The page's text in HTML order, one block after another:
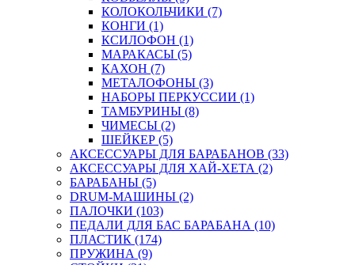
КОЛОКОЛЬЧИКИ (7)
КОНГИ (1)
КСИЛОФОН (1)
МАРАКАСЫ (5)
КАХОН (7)
МЕТАЛОФОНЫ (3)
НАБОРЫ ПЕРКУССИИ (1)
ТАМБУРИНЫ (8)
ЧИМЕСЫ (2)
ШЕЙКЕР (5)
АКСЕССУАРЫ ДЛЯ БАРАБАНОВ (33)
АКСЕССУАРЫ ДЛЯ ХАЙ-ХЕТА (2)
БАРАБАНЫ (5)
DRUM-МАШИНЫ (2)
ПАЛОЧКИ (103)
ПЕДАЛИ ДЛЯ БАС БАРАБАНА (10)
ПЛАСТИК (174)
ПРУЖИНА (9)